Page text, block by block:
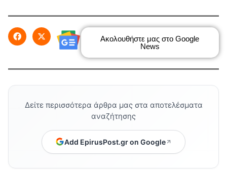
Ακολουθήστε μας στο Google
News
Δείτε περισσότερα άρθρα μας στα αποτελέσματα
αναζήτησης
Add EpirusPost.gr on Google